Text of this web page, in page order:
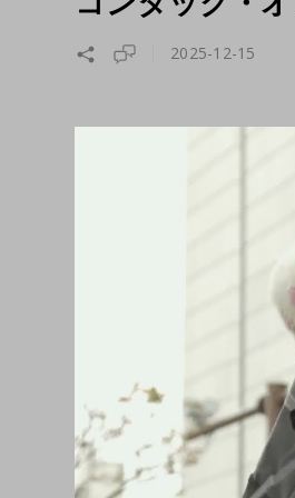
2025-12-15